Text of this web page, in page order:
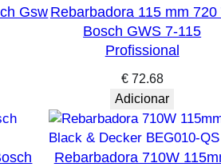
GswRebarbadora 115 mm 720
Bosch GWS 7-115
Profissional
€72.68
Adicionar
Rebarbadora 710W